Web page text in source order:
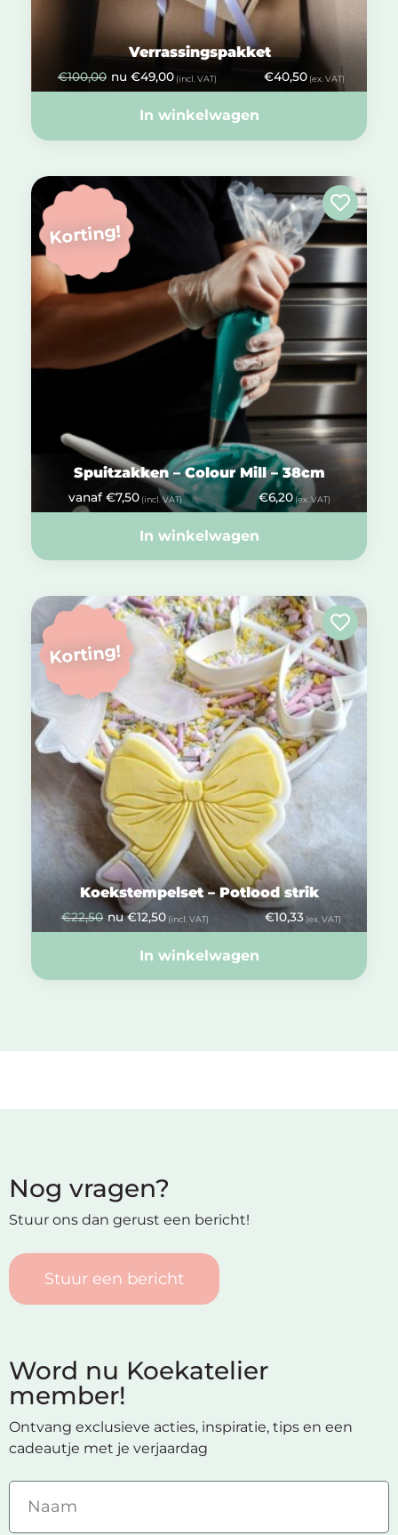
Verrassingspakket
€100,00 nu €49,00(incl. VAT) €40,50 (ex. VAT)
In winkelwagen
Korting!
Spuitzakken – Colour Mill – 38cm
vanaf €7,50 (incl. VAT) €6,20 (ex. VAT)
In winkelwagen
Korting!
Koekstempelset – Potlood strik
€22,50 nu €12,50 (incl. VAT) €10,33(ex. VAT)
In winkelwagen
Nog vragen?
Stuur ons dan gerust een bericht!
Stuur een bericht
Word nu Koekatelier
member!
Ontvang exclusieve acties, inspiratie, tips en een
cadeautje met je verjaardag